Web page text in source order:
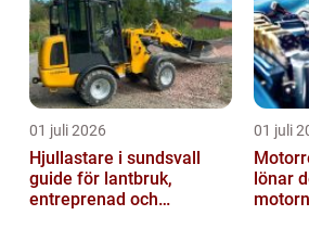
01 juli 2026
Hjullastare i sundsvall
guide för lantbruk,
entreprenad och
01 juli
lönar